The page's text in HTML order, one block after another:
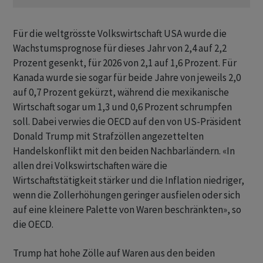
Für die weltgrösste Volkswirtschaft USA wurde die
Wachstumsprognose für dieses Jahr von 2,4 auf 2,2
Prozent gesenkt, für 2026 von 2,1 auf 1,6 Prozent. Für
Kanada wurde sie sogar für beide Jahre von jeweils 2,0
auf 0,7 Prozent gekürzt, während die mexikanische
Wirtschaft sogar um 1,3 und 0,6 Prozent schrumpfen
soll. Dabei verwies die OECD auf den von US-Präsident
Donald Trump mit Strafzöllen angezettelten
Handelskonflikt mit den beiden Nachbarländern. «In
allen drei Volkswirtschaften wäre die
Wirtschaftstätigkeit stärker und die Inflation niedriger,
wenn die Zollerhöhungen geringer ausfielen oder sich
auf eine kleinere Palette von Waren beschränkten», so
die OECD.
Trump hat hohe Zölle auf Waren aus den beiden